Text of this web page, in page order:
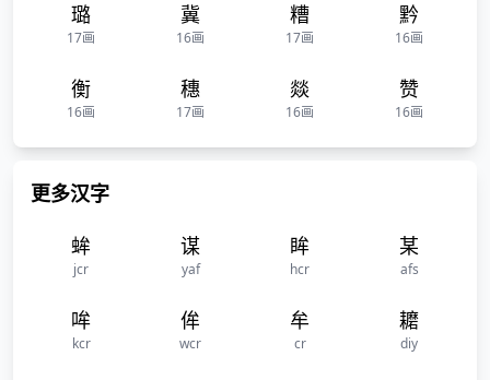
璐
17画
冀
16画
糟
17画
黔
16画
衡
16画
穗
17画
燚
16画
赞
16画
更多汉字
蛑
jcr
谋
yaf
眸
hcr
某
afs
哞
kcr
侔
wcr
牟
cr
耱
diy